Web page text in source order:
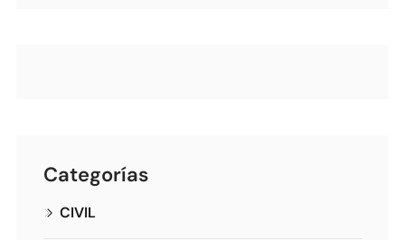
Categorías
CIVIL